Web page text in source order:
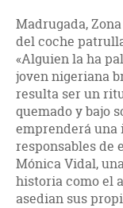
Madrugada,
del coche
«Alguien la ha
joven nigeriana
resulta ser un
quemado y bajo
emprenderá una
responsables de
Mónica Vidal,
historia como el
asedian sus